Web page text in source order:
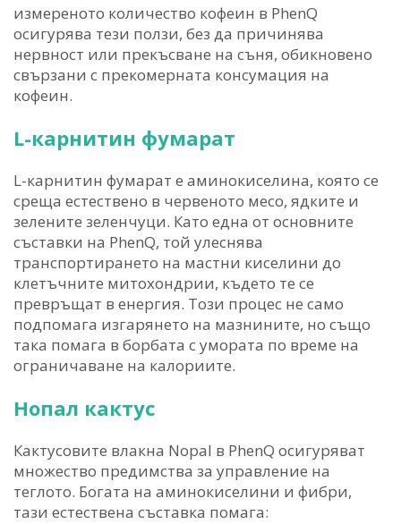
измереното количество кофеин в PhenQ
осигурява тези ползи, без да причинява
нервност или прекъсване на съня, обикновено
свързани с прекомерната консумация на
кофеин.
L-карнитин фумарат
L-карнитин фумарат е аминокиселина, която се
среща естествено в червеното месо, ядките и
зелените зеленчуци. Като една от основните
съставки на PhenQ, той улеснява
транспортирането на мастни киселини до
клетъчните митохондрии, където те се
превръщат в енергия. Този процес не само
подпомага изгарянето на мазнините, но също
така помага в борбата с умората по време на
ограничаване на калориите.
Нопал кактус
Кактусовите влакна Nopal в PhenQ осигуряват
множество предимства за управление на
теглото. Богата на аминокиселини и фибри,
тази естествена съставка помага: